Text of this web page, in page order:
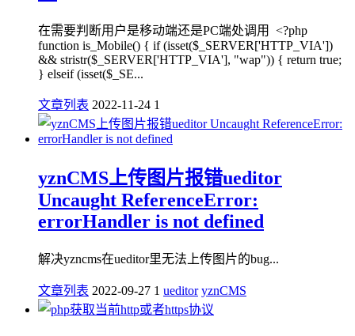
在需要判断用户是移动端还是PC端处调用 <?php
function is_Mobile() { if (isset($_SERVER['HTTP_VIA'])
&& stristr($_SERVER['HTTP_VIA'], "wap")) { return true;
} elseif (isset($_SE...
文章列表 2022-11-24 1
yznCMS上传图片报错ueditor
Uncaught ReferenceError:
errorHandler is not defined
解决yzncms在ueditor里无法上传图片的bug...
文章列表 2022-09-27 1 ueditor yznCMS